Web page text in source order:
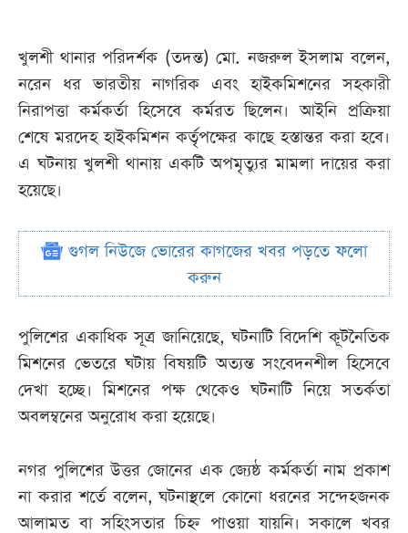
খুলশী থানার পরিদর্শক (তদন্ত) মো. নজরুল ইসলাম বলেন,
নরেন ধর ভারতীয় নাগরিক এবং হাইকমিশনের সহকারী
নিরাপত্তা কর্মকর্তা হিসেবে কর্মরত ছিলেন। আইনি প্রক্রিয়া
শেষে মরদেহ হাইকমিশন কর্তৃপক্ষের কাছে হস্তান্তর করা হবে।
এ ঘটনায় খুলশী থানায় একটি অপমৃত্যুর মামলা দায়ের করা
হয়েছে।
গুগল নিউজে ভোরের কাগজের খবর পড়তে ফলো
করুন
পুলিশের একাধিক সূত্র জানিয়েছে, ঘটনাটি বিদেশি কূটনৈতিক
মিশনের ভেতরে ঘটায় বিষয়টি অত্যন্ত সংবেদনশীল হিসেবে
দেখা হচ্ছে। মিশনের পক্ষ থেকেও ঘটনাটি নিয়ে সতর্কতা
অবলম্বনের অনুরোধ করা হয়েছে।
নগর পুলিশের উত্তর জোনের এক জ্যেষ্ঠ কর্মকর্তা নাম প্রকাশ
না করার শর্তে বলেন, ঘটনাস্থলে কোনো ধরনের সন্দেহজনক
আলামত বা সহিংসতার চিহ্ন পাওয়া যায়নি। সকালে খবর